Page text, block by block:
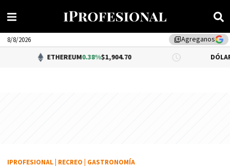
library_addAgreganos
8/8/2026
0.38%$1,904.70 DÓLAR BNA 0.34%
IPROFESIONAL RECREO GASTRONOMÍA